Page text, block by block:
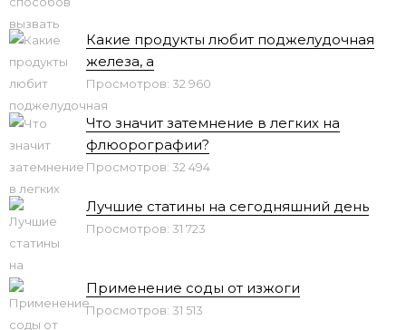
Какие продукты любит поджелудочная
железа, а
Просмотров: 32 960
Что значит затемнение в легких на
флюорографии?
Просмотров: 32 494
Лучшие статины на сегодняшний день
Просмотров: 31 723
Применение соды от изжоги
Просмотров: 31 513